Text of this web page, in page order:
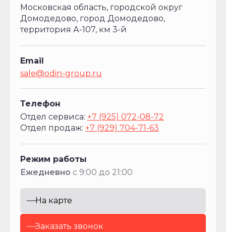
Московская область, городской округ
Домодедово, город Домодедово,
территория А-107, км 3-й
Email
sale@odin-group.ru
Телефон
Отдел сервиса: +7 (925) 072-08-72
Отдел продаж: +7 (929) 704-71-63
Режим работы
Ежедневно с 9:00 до 21:00
На карте
Заказать звонок